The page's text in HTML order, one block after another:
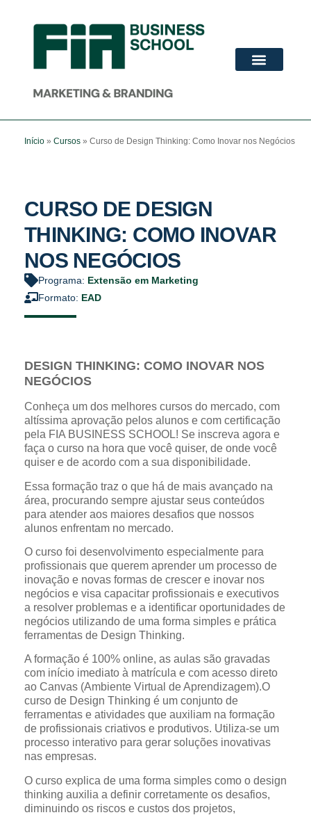
Início » Cursos » Curso de Design Thinking: Como Inovar nos Negócios
CURSO DE DESIGN
THINKING: COMO INOVAR
NOS NEGÓCIOS
Programa: Extensão em Marketing
Formato: EAD
DESIGN THINKING: COMO INOVAR NOS
NEGÓCIOS
Conheça um dos melhores cursos do mercado, com
altíssima aprovação pelos alunos e com certificação
pela FIA BUSINESS SCHOOL! Se inscreva agora e
faça o curso na hora que você quiser, de onde você
quiser e de acordo com a sua disponibilidade.
Essa formação traz o que há de mais avançado na
área, procurando sempre ajustar seus conteúdos
para atender aos maiores desafios que nossos
alunos enfrentam no mercado.
O curso foi desenvolvimento especialmente para
profissionais que querem aprender um processo de
inovação e novas formas de crescer e inovar nos
negócios e visa capacitar profissionais e executivos
a resolver problemas e a identificar oportunidades de
negócios utilizando de uma forma simples e prática
ferramentas de Design Thinking.
A formação é 100% online, as aulas são gravadas
com início imediato à matrícula e com acesso direto
ao Canvas (Ambiente Virtual de Aprendizagem).O
curso de Design Thinking é um conjunto de
ferramentas e atividades que auxiliam na formação
de profissionais criativos e produtivos. Utiliza-se um
processo interativo para gerar soluções inovativas
nas empresas.
O curso explica de uma forma simples como o design
thinking auxilia a definir corretamente os desafios,
diminuindo os riscos e custos dos projetos,